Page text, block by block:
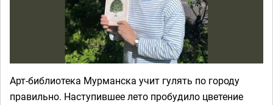
Арт-библиотека Мурманска учит гулять по городу
правильно. Наступившее лето пробудило цветение